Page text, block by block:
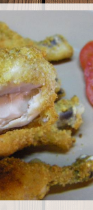
отгоре и
вече всички
се сочни,
са
а най-хубавото
които
обичате
непременно